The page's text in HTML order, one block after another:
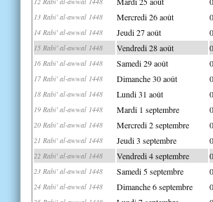
13 Rabi' al-awwal 1448 Mercredi 26 août
14 Rabi' al-awwal 1448 Jeudi 27 août
15 Rabi' al-awwal 1448 Vendredi 28 août
16 Rabi' al-awwal 1448 Samedi 29 août
17 Rabi' al-awwal 1448 Dimanche 30 août
18 Rabi' al-awwal 1448 Lundi 31 août
19 Rabi' al-awwal 1448 Mardi 1 septembre
20 Rabi' al-awwal 1448 Mercredi 2 septembre
21 Rabi' al-awwal 1448 Jeudi 3 septembre
22 Rabi' al-awwal 1448 Vendredi 4 septembre
23 Rabi' al-awwal 1448 Samedi 5 septembre
24 Rabi' al-awwal 1448 Dimanche 6 septembre